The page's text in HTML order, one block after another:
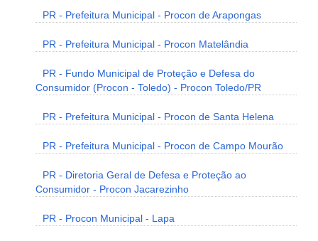
PR - Prefeitura Municipal - Procon de Arapongas
PR - Prefeitura Municipal - Procon Matelândia
PR - Fundo Municipal de Proteção e Defesa do
Consumidor (Procon - Toledo) - Procon Toledo/PR
PR - Prefeitura Municipal - Procon de Santa Helena
PR - Prefeitura Municipal - Procon de Campo Mourão
PR - Diretoria Geral de Defesa e Proteção ao
Consumidor - Procon Jacarezinho
PR - Procon Municipal - Lapa